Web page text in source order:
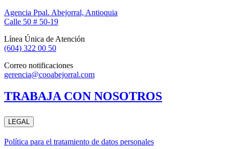
Agencia Ppal. Abejorral, Antioquia
Calle 50 # 50-19
Línea Única de Atención
(604) 322 00 50
Correo notificaciones
gerencia@cooabejorral.com
TRABAJA CON NOSOTROS
LEGAL
Política para el tratamiento de datos personales